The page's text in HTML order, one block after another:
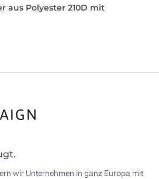
aus Polyester 210D mit
wir Unternehmen in ganz Europa mit